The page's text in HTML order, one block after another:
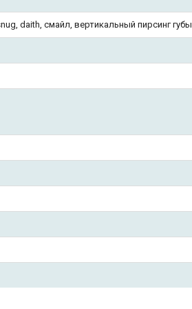
daith, смайл, вертикальный пирсинг